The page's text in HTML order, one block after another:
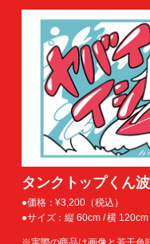
タンクトップくん
●価格：¥3,200（税込）
●サイズ：縦 60cm / 横 120cm